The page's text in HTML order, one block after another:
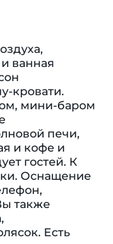
ванная
кровати.
мини-баром
печи,
и кофе и
гостей. К
Оснащение
также
Eсть